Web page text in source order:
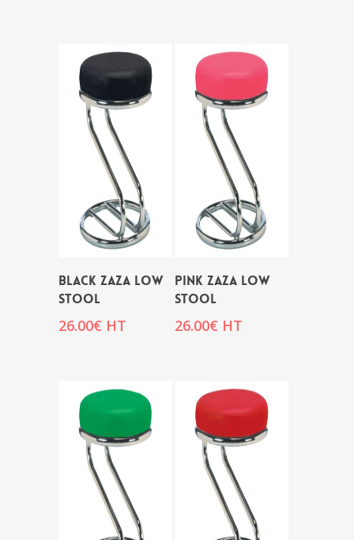
BLACK ZAZA LOW
STOOL
26.00€ HT
PINK ZAZA LOW
STOOL
26.00€ HT